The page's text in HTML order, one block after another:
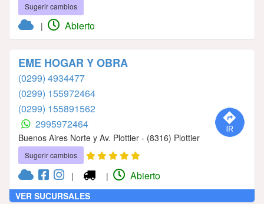
Sugerir cambios
| Abierto
EME HOGAR Y OBRA
(0299) 4934477
(0299) 155972464
(0299) 155891562
2995972464
Buenos Aires Norte y Av. Plottier - (8316) Plottier
Sugerir cambios
| | Abierto
VER SUCURSALES